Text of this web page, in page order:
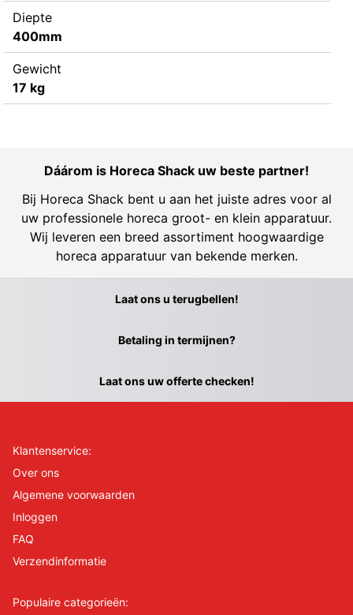
Diepte
400mm
Gewicht
17 kg
Dáárom is Horeca Shack uw beste partner!
Bij Horeca Shack bent u aan het juiste adres voor al
uw professionele horeca groot- en klein apparatuur.
Wij leveren een breed assortiment hoogwaardige
horeca apparatuur van bekende merken.
Laat ons u terugbellen!
Betaling in termijnen?
Laat ons uw offerte checken!
Klantenservice:
Over ons
Algemene voorwaarden
Inloggen
FAQ
Verzendinformatie
Populaire categorieën: